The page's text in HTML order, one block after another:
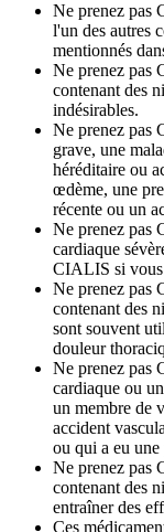
Ne prenez pas
l'un des autres
mentionnés
Ne prenez pas
contenant des
indésirables.
Ne prenez pas
grave, une
héréditaire ou
œdème, une
récente ou un
Ne prenez pas
cardiaque
CIALIS si vous
Ne prenez pas
contenant des
sont souvent
douleur
Ne prenez pas
cardiaque ou
un membre de
accident
ou qui a eu une
Ne prenez pas
contenant des
entraîner des
Ces